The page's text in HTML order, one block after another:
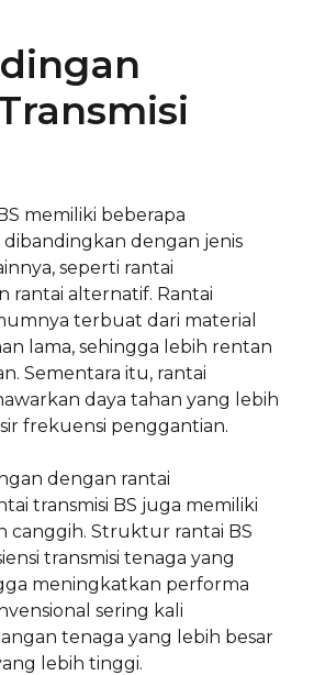
memiliki beberapa
dengan jenis
seperti rantai
rantai alternatif. Rantai
terbuat dari material
lama, sehingga lebih rentan
Sementara itu, rantai
daya tahan yang lebih
frekuensi penggantian.
dengan rantai
transmisi BS juga memiliki
canggih. Struktur rantai BS
transmisi tenaga yang
meningkatkan performa
sering kali
tenaga yang lebih besar
lebih tinggi.